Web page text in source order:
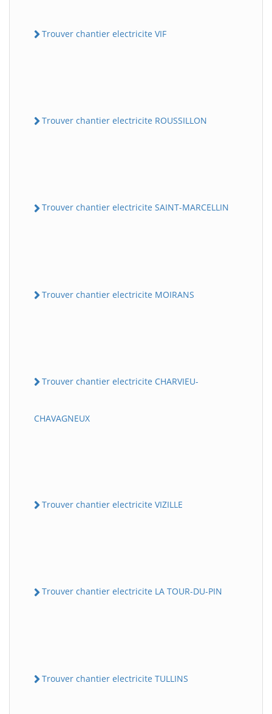
Trouver chantier electricite VIF
Trouver chantier electricite ROUSSILLON
Trouver chantier electricite SAINT-MARCELLIN
Trouver chantier electricite MOIRANS
Trouver chantier electricite CHARVIEU-
CHAVAGNEUX
Trouver chantier electricite VIZILLE
Trouver chantier electricite LA TOUR-DU-PIN
Trouver chantier electricite TULLINS